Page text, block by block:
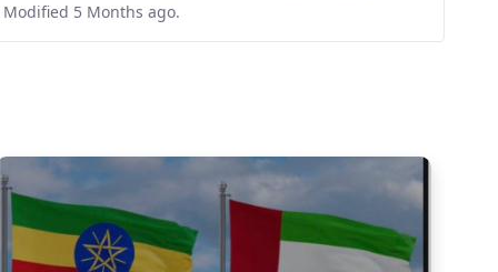
Modified 5 Months ago.